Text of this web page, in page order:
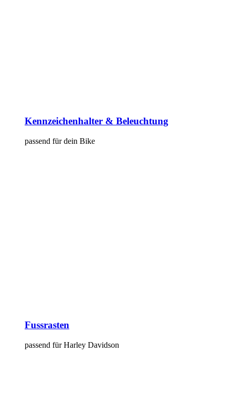
Kennzeichenhalter & Beleuchtung
passend für dein Bike
Fussrasten
passend für Harley Davidson